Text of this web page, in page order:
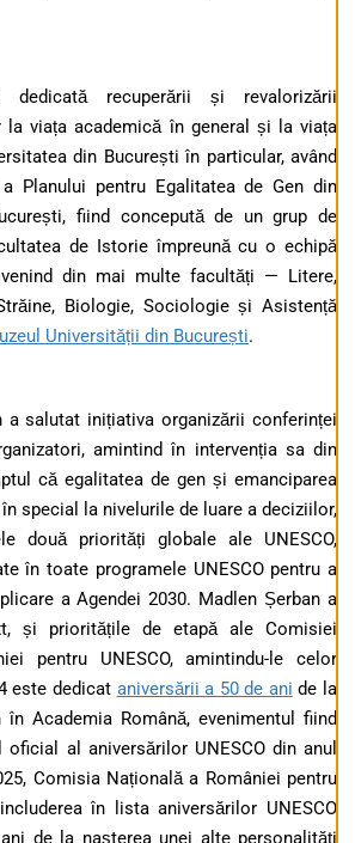
recuperării și revalorizării
la viața academică în general și la viața
din București în particular, având
Planului pentru Egalitatea de Gen din
fiind concepută de un grup de
de Istorie împreună cu o echipă
din mai multe facultăți — Litere,
Biologie, Sociologie și Asistență
Universității din București.
a salutat inițiativa organizării conferinței
amintind în intervenția sa din
că egalitatea de gen și emanciparea
special la nivelurile de luare a deciziilor,
două priorități globale ale UNESCO,
în toate programele UNESCO pentru a
a Agendei 2030. Madlen Șerban a
și prioritățile de etapă ale Comisiei
pentru UNESCO, amintindu-le celor
este dedicat aniversării a 50 de ani de la
Academia Română, evenimentul fiind
al aniversărilor UNESCO din anul
Comisia Națională a României pentru
în lista aniversărilor UNESCO
de la nașterea unei alte personalități